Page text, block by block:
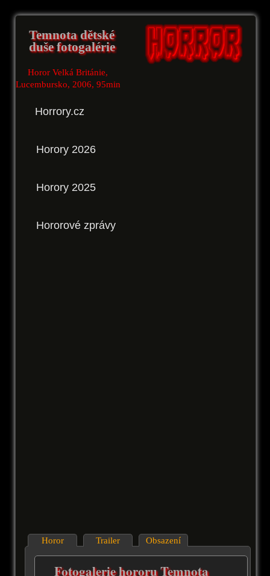
Temnota dětské
duše fotogalérie
Horor Velká Británie,
Lucembursko, 2006, 95min
Horrory.cz
Horory 2026
Horory 2025
Hororové zprávy
Horor Trailer Obsazení
Fotogalerie hororu Temnota